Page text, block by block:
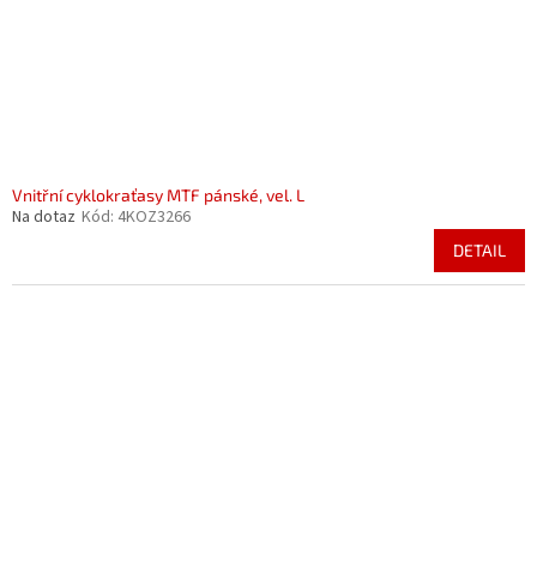
Vnitřní cyklokraťasy MTF pánské, vel. L
Na dotaz Kód: 4KOZ3266
DETAIL